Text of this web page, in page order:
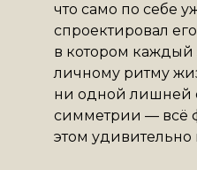
что само по себе
спроектировал
в котором каждый
личному ритму
ни одной лишней
симметрии — всё
этом удивительно